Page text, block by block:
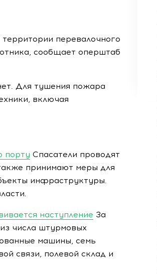
перевалочного
сообщает оперштаб
Для тушения пожара
включая
порту Спасатели проводят
принимают меры для
инфраструктуры.
наступление За
числа штурмовых
машины, семь
связи, полевой склад и